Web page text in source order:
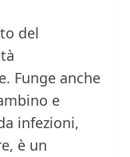
del
Funge anche
e
infezioni,
è un